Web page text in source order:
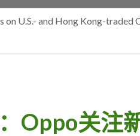
on U.S.- and Hong Kong-traded
Oppo关注